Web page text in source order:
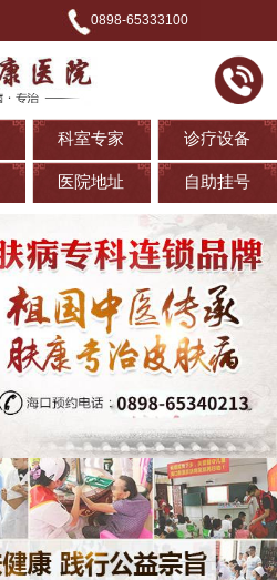
0898-65333100
科室专家 诊疗设备
医院地址 自助挂号